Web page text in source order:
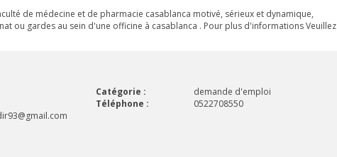
de médecine et de pharmacie casablanca motivé, sérieux et dynamique,
ou gardes au sein d'une officine à casablanca . Pour plus d'informations Veuillez
Catégorie :
demande d'emploi
Téléphone :
0522708550